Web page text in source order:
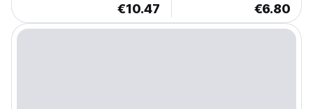
€10.47 €6.80